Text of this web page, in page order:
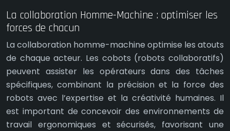
La collaboration Homme-Machine : optimiser les
forces de chacun
La collaboration homme-machine optimise les atouts
de chaque acteur. Les cobots (robots collaboratifs)
peuvent assister les opérateurs dans des tâches
spécifiques, combinant la précision et la force des
robots avec l’expertise et la créativité humaines. Il
est important de concevoir des environnements de
travail ergonomiques et sécurisés, favorisant une